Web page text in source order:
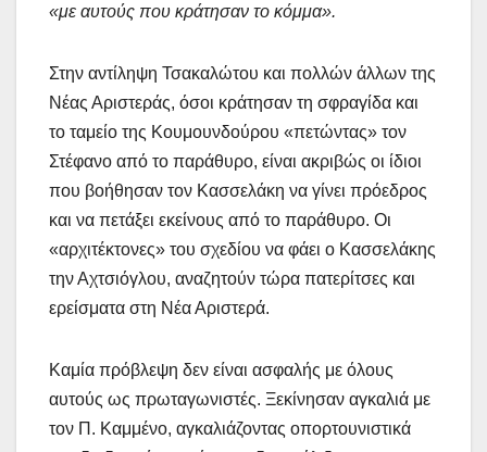
«με αυτούς που κράτησαν το κόμμα».
Στην αντίληψη Τσακαλώτου και πολλών άλλων της
Νέας Αριστεράς, όσοι κράτησαν τη σφραγίδα και
το ταμείο της Κουμουνδούρου «πετώντας» τον
Στέφανο από το παράθυρο, είναι ακριβώς οι ίδιοι
που βοήθησαν τον Κασσελάκη να γίνει πρόεδρος
και να πετάξει εκείνους από το παράθυρο. Οι
«αρχιτέκτονες» του σχεδίου να φάει ο Κασσελάκης
την Αχτσιόγλου, αναζητούν τώρα πατερίτσες και
ερείσματα στη Νέα Αριστερά.
Καμία πρόβλεψη δεν είναι ασφαλής με όλους
αυτούς ως πρωταγωνιστές. Ξεκίνησαν αγκαλιά με
τον Π. Καμμένο, αγκαλιάζοντας οπορτουνιστικά